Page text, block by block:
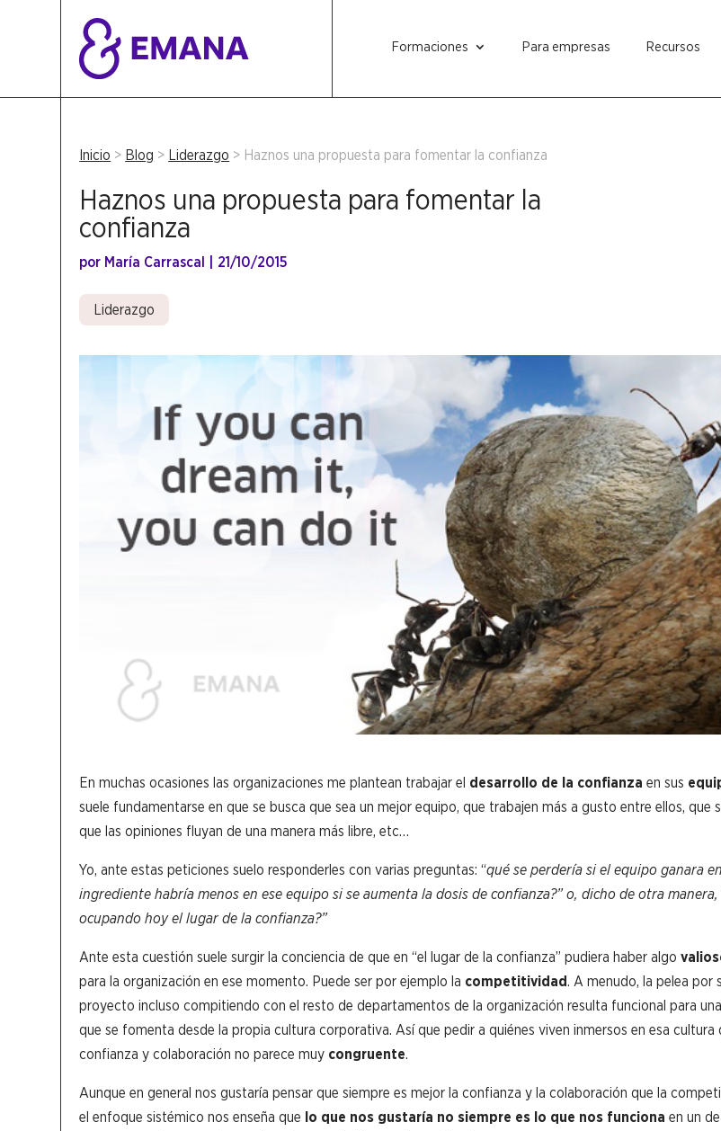
Formaciones Para empresas Recursos
Inicio > Blog > Liderazgo > Haznos una propuesta para fomentar la confianza
Haznos una propuesta para fomentar la
confianza
por María Carrascal 21/10/2015
Liderazgo
En muchas ocasiones las organizaciones me plantean trabajar el desarrollo de la confianza en sus
suele fundamentarse en que se busca que sea un mejor equipo, que trabajen más a gusto entre ellos, que
que las opiniones fluyan de una manera más libre, etc…
Yo, ante estas peticiones suelo responderles con varias preguntas: “qué se perdería si el equipo ganara
ingrediente habría menos en ese equipo si se aumenta la dosis de confianza?” o, dicho de otra manera,
ocupando hoy el lugar de la confianza?”
Ante esta cuestión suele surgir la conciencia de que en “el lugar de la confianza” pudiera haber algo
para la organización en ese momento. Puede ser por ejemplo la competitividad. A menudo, la pelea por
proyecto incluso compitiendo con el resto de departamentos de la organización resulta funcional para
que se fomenta desde la propia cultura corporativa. Así que pedir a quiénes viven inmersos en esa cultura
confianza y colaboración no parece muy congruente.
Aunque en general nos gustaría pensar que siempre es mejor la confianza y la colaboración que la
el enfoque sistémico nos enseña que lo que nos gustaría no siempre es lo que nos funciona en un